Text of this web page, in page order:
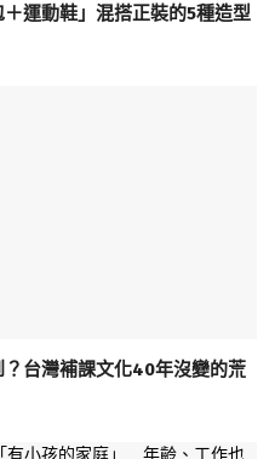
運動鞋」混搭正裝的5種造型
台灣補課文化40年沒變的荒